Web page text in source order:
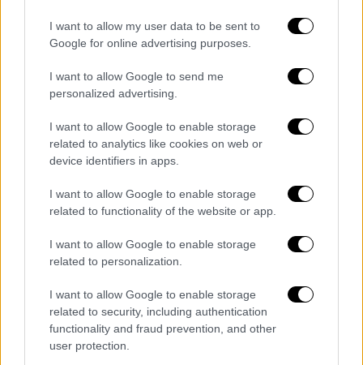
I want to allow my user data to be sent to
Google for online advertising purposes.
I want to allow Google to send me
personalized advertising.
I want to allow Google to enable storage
related to analytics like cookies on web or
device identifiers in apps.
I want to allow Google to enable storage
related to functionality of the website or app.
I want to allow Google to enable storage
related to personalization.
I want to allow Google to enable storage
related to security, including authentication
functionality and fraud prevention, and other
user protection.
Οικονομία|10.07.2024 08:10
ΑΑΔΕ: Έρχονται διασταυρώσεις για
ανασφάλιστα οχήματα – Βαριές
καμπάνες
Αν διαπιστώνεται οφειλή τελών
κυκλοφορίας ενός τουλάχιστον έτους, τα
οφειλόμενα τέλη κυκλοφορίας μετά του
στο σύνολό τους